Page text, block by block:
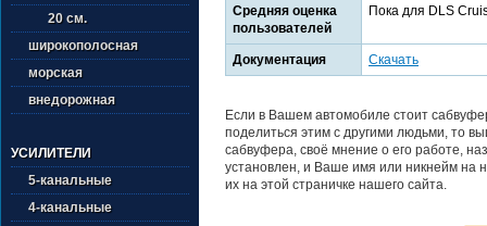
20 см.
широкополосная
морская
внедорожная
УСИЛИТЕЛИ
5-канальные
4-канальные
Средняя оценка
пользователей
Пока для DLS
Документация Скачать
Если в Вашем автомобиле стоит
поделиться этим с другими людьми, то
сабвуфера, своё мнение о его работе,
установлен, и Ваше имя или никнейм на
их на этой страничке нашего сайта.